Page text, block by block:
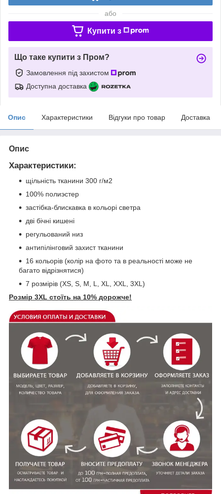
або
Купити з
Що таке купити з Пром?
Замовлення під захистом
Доступна доставка
Опис Характеристики Відгуки про товар Доставка
Опис
Характеристики:
щільність тканини 300 г/м2
100% полиэстер
застібка-блискавка в кольорі светра
дві бічні кишені
регульований низ
антипілінговий захист тканини
16 кольорів (колір на фото та в реальності може не
багато відрізнятися)
7 розмірів (XS, S, M, L, XL, XXL, 3XL)
Розмір 3XL стоїть на 10% дорожче!